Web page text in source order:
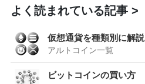
よく読まれている記事
仮想通貨を種類別に解説
アルトコイン一覧
ビットコインの買い方